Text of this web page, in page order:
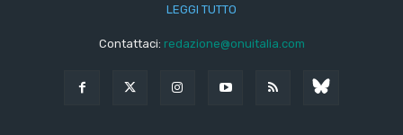
LEGGI TUTTO
Contattaci: redazione@onuitalia.com